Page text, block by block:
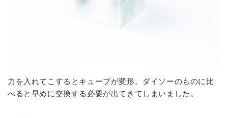
力を入れてこするとキューブが変形。ダイソーのものに比
べると早めに交換する必要が出てきてしまいました。